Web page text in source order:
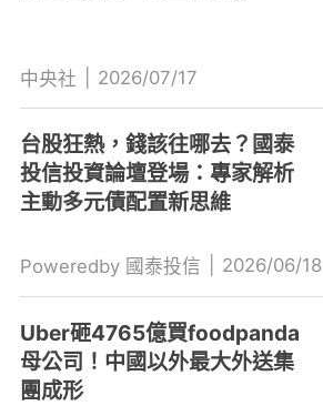
中央社 2026/07/17
台股狂熱，錢該往哪去？國泰
投信投資論壇登場：專家解析
主動多元債配置新思維
Poweredby 國泰投信 2026/06/18
Uber砸4765億買foodpanda
母公司！中國以外最大外送集
團成形